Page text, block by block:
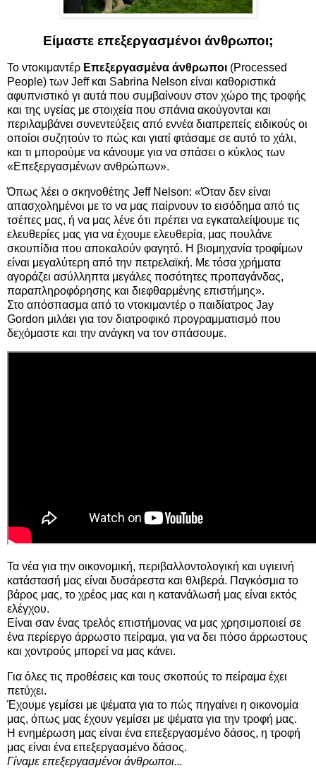
Είμαστε επεξεργασμένοι άνθρωποι;
Το ντοκιμαντέρ Επεξεργασμένα άνθρωποι (Processed
People) των Jeff και Sabrina Nelson είναι καθοριστικά
αφυπνιστικό γι αυτά που συμβαίνουν στον χώρο της τροφής
και της υγείας με στοιχεία που σπάνια ακούγονται και
περιλαμβάνει συνεντεύξεις από εννέα διαπρεπείς ειδικούς οι
οποίοι συζητούν το πώς και γιατί φτάσαμε σε αυτό το χάλι,
και τι μπορούμε να κάνουμε για να σπάσει ο κύκλος των
«Επεξεργασμένων ανθρώπων».
Όπως λέει ο σκηνοθέτης Jeff Nelson: «Όταν δεν είναι
απασχολημένοι με το να μας παίρνουν το εισόδημα από τις
τσέπες μας, ή να μας λένε ότι πρέπει να εγκαταλείψουμε τις
ελευθερίες μας για να έχουμε ελευθερία, μας πουλάνε
σκουπίδια που αποκαλούν φαγητό. Η βιομηχανία τροφίμων
είναι μεγαλύτερη από την πετρελαϊκή. Με τόσα χρήματα
αγοράζει ασύλληπτα μεγάλες ποσότητες προπαγάνδας,
παραπληροφόρησης και διεφθαρμένης επιστήμης».
Στο απόσπασμα από το ντοκιμαντέρ ο παιδίατρος Jay
Gordon μιλάει για τον διατροφικό προγραμματισμό που
δεχόμαστε και την ανάγκη να τον σπάσουμε.
Τα νέα για την οικονομική, περιβαλλοντολογική και υγιεινή
κατάστασή μας είναι δυσάρεστα και θλιβερά. Παγκόσμια το
βάρος μας, το χρέος μας και η κατανάλωσή μας είναι εκτός
ελέγχου.
Είναι σαν ένας τρελός επιστήμονας να μας χρησιμοποιεί σε
ένα περίεργο άρρωστο πείραμα, για να δει πόσο άρρωστους
και χοντρούς μπορεί να μας κάνει.
Για όλες τις προθέσεις και τους σκοπούς το πείραμα έχει
πετύχει.
Έχουμε γεμίσει με ψέματα για το πώς πηγαίνει η οικονομία
μας, όπως μας έχουν γεμίσει με ψέματα για την τροφή μας.
Η ενημέρωση μας είναι ένα επεξεργασμένο δάσος, η τροφή
μας είναι ένα επεξεργασμένο δάσος.
Γίναμε επεξεργασμένοι άνθρωποι...